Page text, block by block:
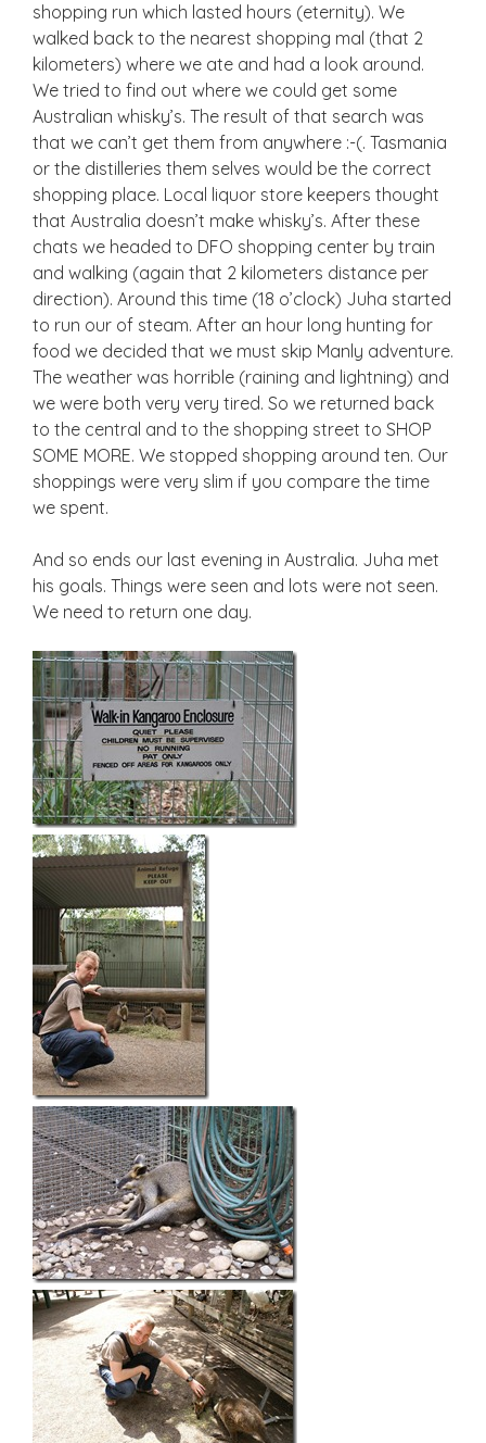
shopping run which lasted hours (eternity). We
walked back to the nearest shopping mal (that 2
kilometers) where we ate and had a look around.
We tried to find out where we could get some
Australian whisky’s. The result of that search was
that we can’t get them from anywhere :-(. Tasmania
or the distilleries them selves would be the correct
shopping place. Local liquor store keepers thought
that Australia doesn’t make whisky’s. After these
chats we headed to DFO shopping center by train
and walking (again that 2 kilometers distance per
direction). Around this time (18 o’clock) Juha started
to run our of steam. After an hour long hunting for
food we decided that we must skip Manly adventure.
The weather was horrible (raining and lightning) and
we were both very very tired. So we returned back
to the central and to the shopping street to SHOP
SOME MORE. We stopped shopping around ten. Our
shoppings were very slim if you compare the time
we spent.
And so ends our last evening in Australia. Juha met
his goals. Things were seen and lots were not seen.
We need to return one day.